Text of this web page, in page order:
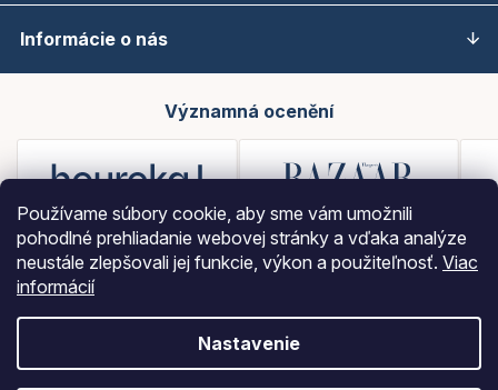
Používame súbory cookie, aby sme vám umožnili
pohodlné prehliadanie webovej stránky a vďaka analýze
neustále zlepšovali jej funkcie, výkon a použiteľnosť. Viac
informácií
Nastavenie
Informácie o nás
Významná ocenění